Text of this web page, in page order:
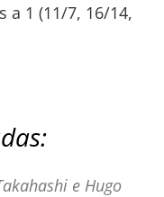
a 1 (11/7, 16/14,
e Hugo